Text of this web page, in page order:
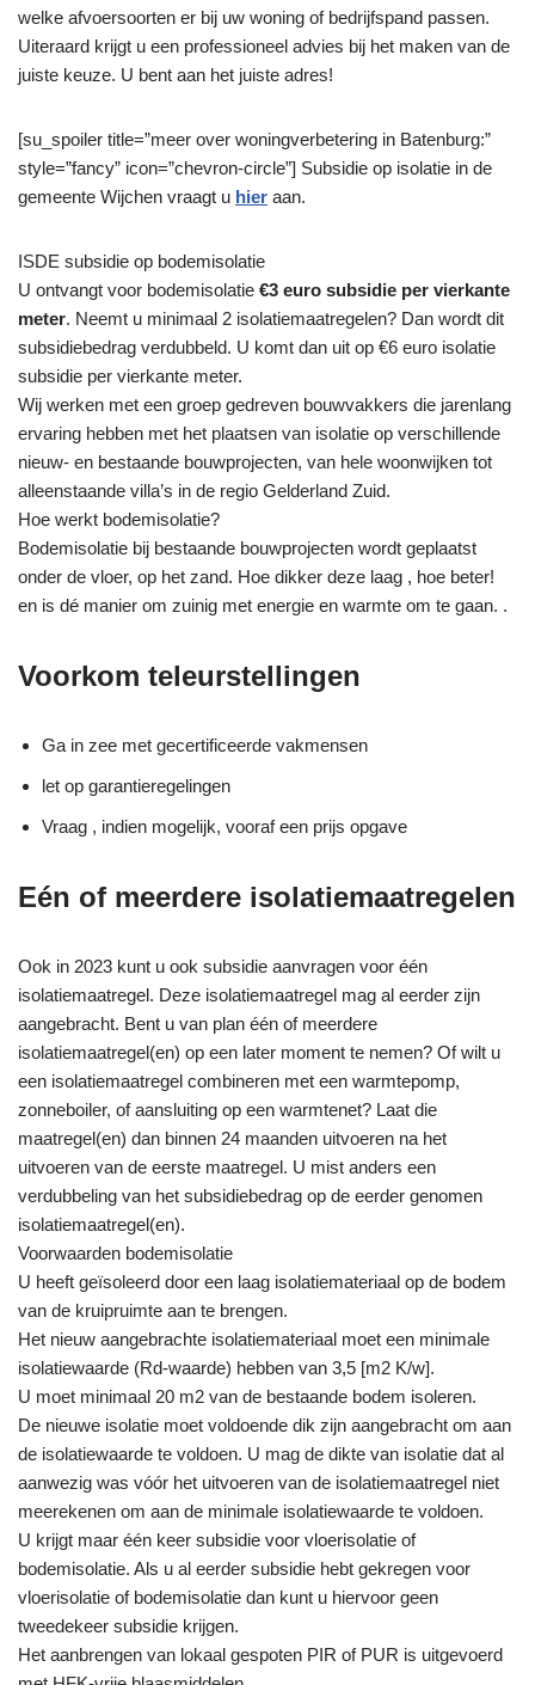
welke afvoersoorten er bij uw woning of bedrijfspand passen.
Uiteraard krijgt u een professioneel advies bij het maken van de
juiste keuze. U bent aan het juiste adres!
[su_spoiler title=”meer over woningverbetering in Batenburg:”
style=”fancy” icon=”chevron-circle”] Subsidie op isolatie in de
gemeente Wijchen vraagt u hier aan.
ISDE subsidie op bodemisolatie
U ontvangt voor bodemisolatie €3 euro subsidie per vierkante
meter. Neemt u minimaal 2 isolatiemaatregelen? Dan wordt dit
subsidiebedrag verdubbeld. U komt dan uit op €6 euro isolatie
subsidie per vierkante meter.
Wij werken met een groep gedreven bouwvakkers die jarenlang
ervaring hebben met het plaatsen van isolatie op verschillende
nieuw- en bestaande bouwprojecten, van hele woonwijken tot
alleenstaande villa’s in de regio Gelderland Zuid.
Hoe werkt bodemisolatie?
Bodemisolatie bij bestaande bouwprojecten wordt geplaatst
onder de vloer, op het zand. Hoe dikker deze laag , hoe beter!
en is dé manier om zuinig met energie en warmte om te gaan. .
Voorkom teleurstellingen
Ga in zee met gecertificeerde vakmensen
let op garantieregelingen
Vraag , indien mogelijk, vooraf een prijs opgave
Eén of meerdere isolatiemaatregelen
Ook in 2023 kunt u ook subsidie aanvragen voor één
isolatiemaatregel. Deze isolatiemaatregel mag al eerder zijn
aangebracht. Bent u van plan één of meerdere
isolatiemaatregel(en) op een later moment te nemen? Of wilt u
een isolatiemaatregel combineren met een warmtepomp,
zonneboiler, of aansluiting op een warmtenet? Laat die
maatregel(en) dan binnen 24 maanden uitvoeren na het
uitvoeren van de eerste maatregel. U mist anders een
verdubbeling van het subsidiebedrag op de eerder genomen
isolatiemaatregel(en).
Voorwaarden bodemisolatie
U heeft geïsoleerd door een laag isolatiemateriaal op de bodem
van de kruipruimte aan te brengen.
Het nieuw aangebrachte isolatiemateriaal moet een minimale
isolatiewaarde (Rd-waarde) hebben van 3,5 [m2 K/w].
U moet minimaal 20 m2 van de bestaande bodem isoleren.
De nieuwe isolatie moet voldoende dik zijn aangebracht om aan
de isolatiewaarde te voldoen. U mag de dikte van isolatie dat al
aanwezig was vóór het uitvoeren van de isolatiemaatregel niet
meerekenen om aan de minimale isolatiewaarde te voldoen.
U krijgt maar één keer subsidie voor vloerisolatie of
bodemisolatie. Als u al eerder subsidie hebt gekregen voor
vloerisolatie of bodemisolatie dan kunt u hiervoor geen
tweedekeer subsidie krijgen.
Het aanbrengen van lokaal gespoten PIR of PUR is uitgevoerd